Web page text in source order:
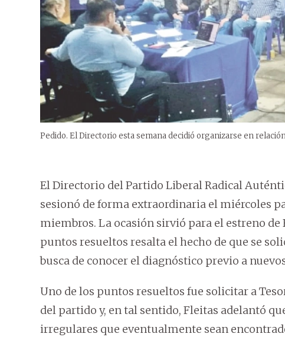
Pedido. El Directorio esta semana decidió organizarse en
El Directorio del Partido Liberal Radical
sesionó de forma extraordinaria el miércoles
miembros. La ocasión sirvió para el estreno
puntos resueltos resalta el hecho de que se
busca de conocer el diagnóstico previo a
Uno de los puntos resueltos fue solicitar a
del partido y, en tal sentido, Fleitas adelantó
irregulares que eventualmente sean